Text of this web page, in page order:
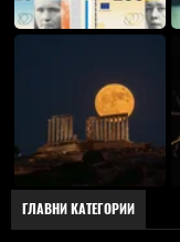
ГЛАВНИ КАТЕГОРИИ